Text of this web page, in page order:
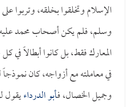
الإسلام وتخلقوا بخلقه، وتربوا
وسلم، فلم يكن أصحاب محمد عليه
المعارك فقط، بل كانوا أبطالاً
في معاملته مع أزواجه، كان
وجميل الخصال، فـأبو الدرداء